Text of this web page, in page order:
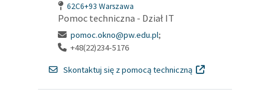
62C6+93 Warszawa
Pomoc techniczna - Dział IT
pomoc.okno@pw.edu.pl;
+48(22)234-5176
Skontaktuj się z pomocą techniczną